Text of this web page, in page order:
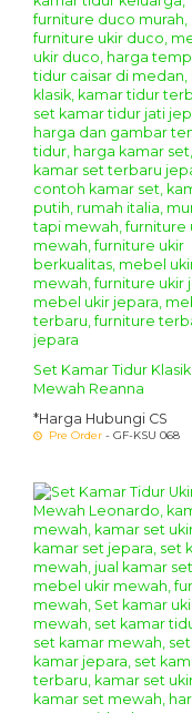
Set Kamar Tidur Klasik
Mewah Reanna
*Harga Hubungi CS
Pre Order - GF-KSU 068